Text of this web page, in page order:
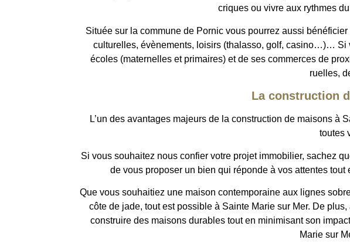
criques ou vivre aux rythmes
Située sur la commune de Pornic vous pourrez aussi
culturelles, évènements, loisirs (thalasso, golf, casino…)… Si
écoles (maternelles et primaires) et de ses commerces de
ruelles,
La construction
L’un des avantages majeurs de la construction de maisons à
toutes
Si vous souhaitez nous confier votre projet immobilier, sachez
de vous proposer un bien qui réponde à vos attentes
Que vous souhaitiez une maison contemporaine aux lignes
côte de jade, tout est possible à Sainte Marie sur Mer. De
construire des maisons durables tout en minimisant son
Marie sur